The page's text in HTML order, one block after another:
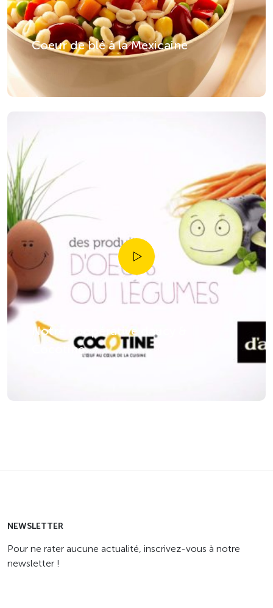
Coeur de blé à la Mexicaine
Notre coopérative daucy &
Cocotine
NEWSLETTER
Pour ne rater aucune actualité, inscrivez-vous à notre
newsletter !